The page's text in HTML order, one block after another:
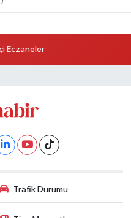
Eczaneler
Trafik Durumu